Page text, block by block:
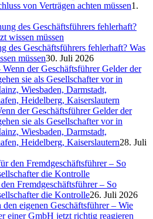
von Verträgen achten müssen1.
des Geschäftsführers fehlerhaft? Was
müssen30. Juli 2026
der Geschäftsführer Gelder der
sie als Gesellschafter vor in
Wiesbaden, Darmstadt,
Heidelberg, Kaiserslautern28. Juli
Fremdgeschäftsführer – So
die Kontrolle26. Juli 2026